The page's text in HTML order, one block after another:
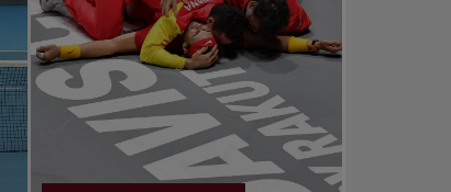
Tournois nationaux